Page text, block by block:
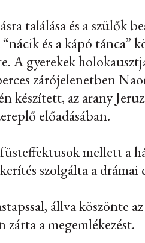
találása és a szülők
és a kápó tánca”
A gyerekek
zárójelenetben
készített, azarany
előadásában.
mellett a
szolgálta a drámai
állva köszönte
a megemlékezést.